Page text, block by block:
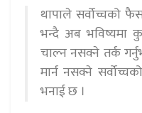
थापाले सर्वोच्चको
भन्दै अब भविष्यमा
चाल्न नसक्ने तर्क
मार्न नसक्ने
भनाई छ ।